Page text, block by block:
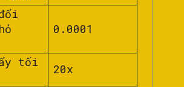
0.0001
tối
20x